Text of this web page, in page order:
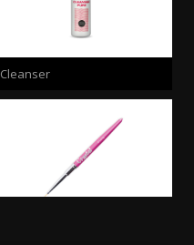
Cleanser